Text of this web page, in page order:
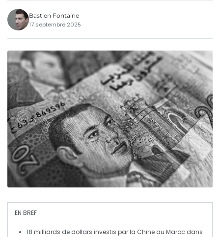
Bastien Fontaine
17 septembre 2025
EN BREF
18 milliards de dollars investis par la Chine au Maroc dans